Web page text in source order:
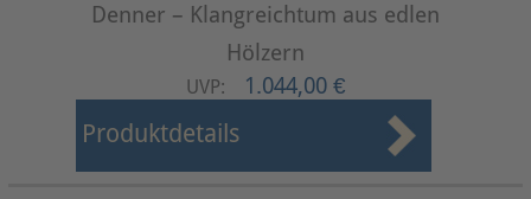
Denner – Klangreichtum aus edlen
Hölzern
UVP: 1.044,00 €
Produktdetails